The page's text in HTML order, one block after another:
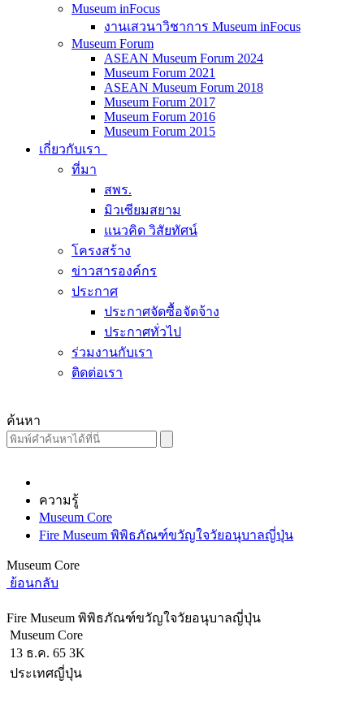
Museum inFocus
งานเสวนาวิชาการ Museum inFocus
Museum Forum
ASEAN Museum Forum 2024
Museum Forum 2021
ASEAN Museum Forum 2018
Museum Forum 2017
Museum Forum 2016
Museum Forum 2015
เกี่ยวกับเรา
ที่มา
สพร.
มิวเซียมสยาม
แนวคิด วิสัยทัศน์
โครงสร้าง
ข่าวสารองค์กร
ประกาศ
ประกาศจัดซื้อจัดจ้าง
ประกาศทั่วไป
ร่วมงานกับเรา
ติดต่อเรา
ค้นหา
ความรู้
Museum Core
Fire Museum พิพิธภัณฑ์ขวัญใจวัยอนุบาลญี่ปุ่น
Museum Core
ย้อนกลับ
Fire Museum พิพิธภัณฑ์ขวัญใจวัยอนุบาลญี่ปุ่น
Museum Core
13 ธ.ค. 65 3K
ประเทศญี่ปุ่น